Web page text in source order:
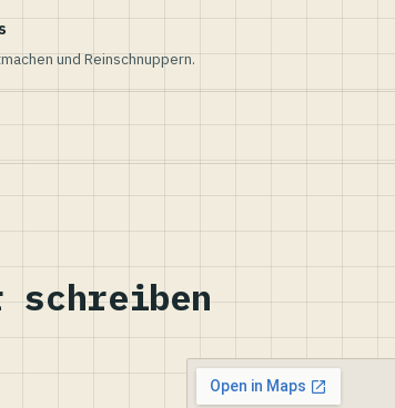
und Reinschnuppern.
schreiben